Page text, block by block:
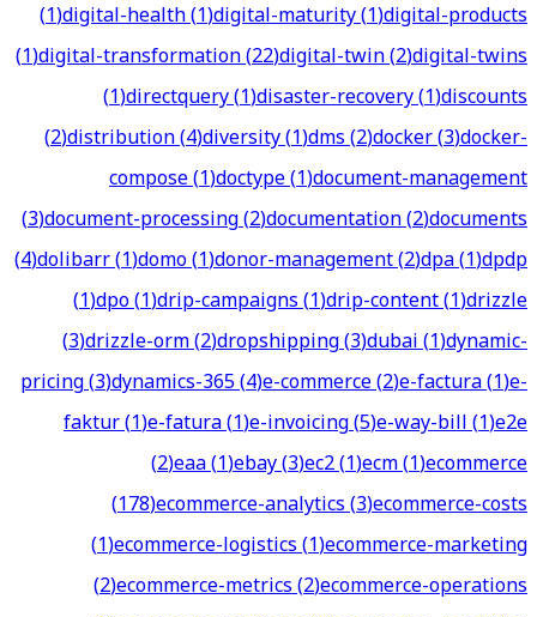
(1)digital-health(1)digital-maturity(1)digital-products
(1)digital-transformation(22)digital-twin(2)digital-twins
(1)directquery(1)disaster-recovery(1)discounts
(2)distribution(4)diversity(1)dms(2)docker(3)docker-
compose(1)doctype(1)document-management
(3)document-processing(2)documentation(2)documents
(4)dolibarr(1)domo(1)donor-management(2)dpa(1)dpdp
(1)dpo(1)drip-campaigns(1)drip-content(1)drizzle
(3)drizzle-orm(2)dropshipping(3)dubai(1)dynamic-
pricing(3)dynamics-365(4)e-commerce(2)e-factura(1)e-
faktur(1)e-fatura(1)e-invoicing(5)e-way-bill(1)e2e
(2)eaa(1)ebay(3)ec2(1)ecm(1)ecommerce
(178)ecommerce-analytics(3)ecommerce-costs
(1)ecommerce-logistics(1)ecommerce-marketing
(2)ecommerce-metrics(2)ecommerce-operations